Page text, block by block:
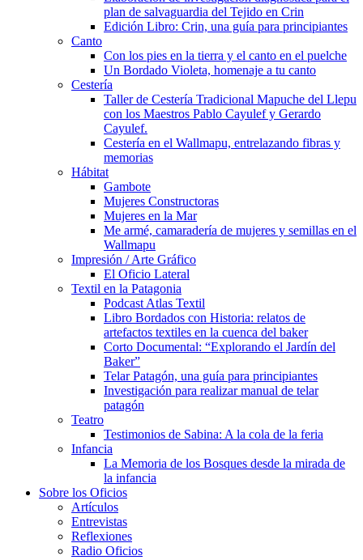
plan de salvaguardia del Tejido en Crin
Edición Libro: Crin, una guía para principiantes
Canto
Con los pies en la tierra y el canto en el puelche
Un Bordado Violeta, homenaje a tu canto
Cestería
Taller de Cestería Tradicional Mapuche del Llepu
con los Maestros Pablo Cayulef y Gerardo
Cayulef.
Cestería en el Wallmapu, entrelazando fibras y
memorias
Hábitat
Gambote
Mujeres Constructoras
Mujeres en la Mar
Me armé, camaradería de mujeres y semillas en el
Wallmapu
Impresión / Arte Gráfico
El Oficio Lateral
Textil en la Patagonia
Podcast Atlas Textil
Libro Bordados con Historia: relatos de
artefactos textiles en la cuenca del baker
Corto Documental: “Explorando el Jardín del
Baker”
Telar Patagón, una guía para principiantes
Investigación para realizar manual de telar
patagón
Teatro
Testimonios de Sabina: A la cola de la feria
Infancia
La Memoria de los Bosques desde la mirada de
la infancia
Sobre los Oficios
Artículos
Entrevistas
Reflexiones
Radio Oficios